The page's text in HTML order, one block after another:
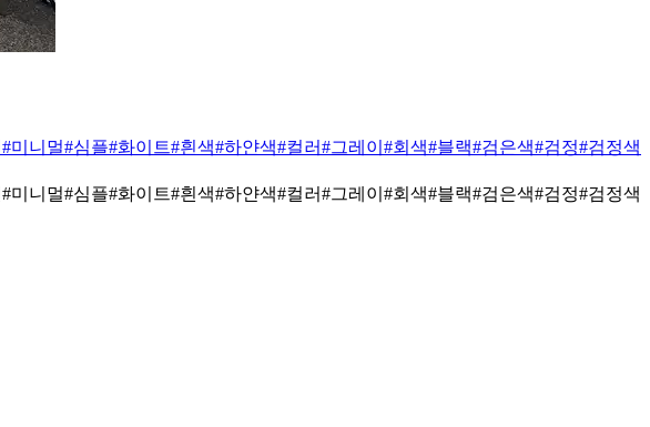
#미니멀#심플#화이트#흰색#하얀색#컬러#그레이 #회색#블랙#검은색#검정#검정색
#미니멀#심플#화이트#흰색#하얀색#컬러#그레이 #회색#블랙#검은색#검정#검정색